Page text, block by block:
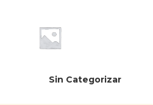
Sin Categorizar